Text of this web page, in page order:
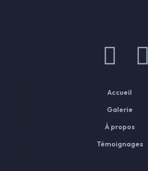
Accueil
Galerie
À propos
Témoignages